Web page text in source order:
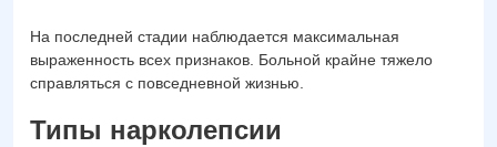
На последней стадии наблюдается максимальная
выраженность всех признаков. Больной крайне тяжело
справляться с повседневной жизнью.
Типы нарколепсии